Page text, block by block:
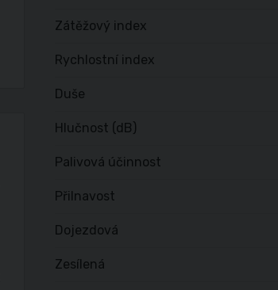
Zátěžový index
Rychlostní index
Duše
Hlučnost (dB)
Palivová účinnost
Přilnavost
Dojezdová
Zesílená